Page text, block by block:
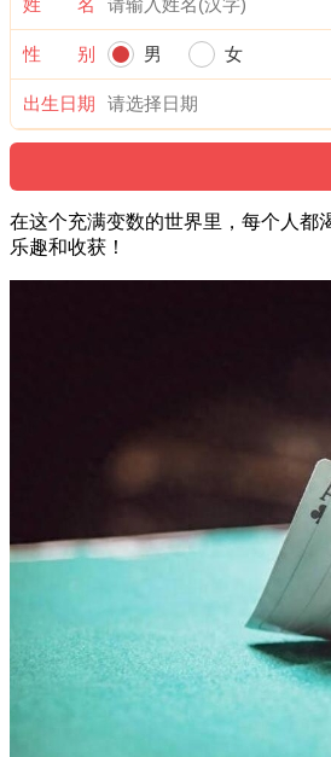
姓 名
性 别 男 女
出生日期
在这个充满变数的世界里，每个人都
乐趣和收获！